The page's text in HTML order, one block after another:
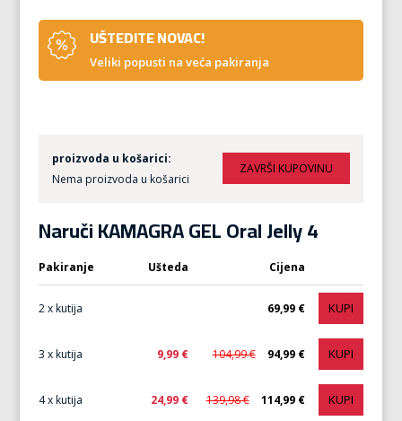
UŠTEDITE NOVAC!
Veliki popusti na veća pakiranja
proizvoda u košarici:
Nema proizvoda u košarici
Naruči KAMAGRA GEL Oral Jelly 4
Pakiranje Ušteda Cijena
2 x kutija 69,99 € KUPI
3 x kutija 9,99 € 104,99 € 94,99 € KUPI
4 x kutija 24,99 € 139,98 € 114,99 € KUPI